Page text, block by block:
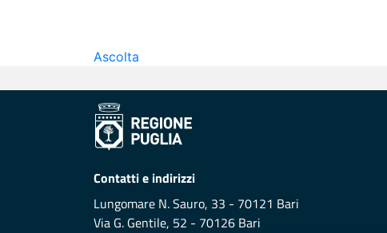
Ascolta
Contatti e indirizzi
Lungomare N. Sauro, 33 - 70121 Bari
Via G. Gentile, 52 - 70126 Bari